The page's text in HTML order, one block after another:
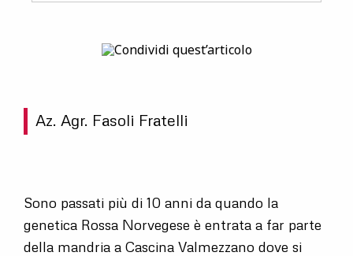
Az. Agr. Fasoli Fratelli
Sono passati più di 10 anni da quando la
genetica Rossa Norvegese è entrata a far parte
della mandria a Cascina Valmezzano dove si